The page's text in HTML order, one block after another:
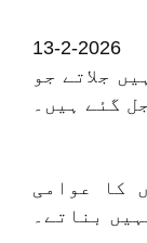
13-2-2026
جلاتے جو
گئے ہیں۔
کا عوامی
بناتے۔